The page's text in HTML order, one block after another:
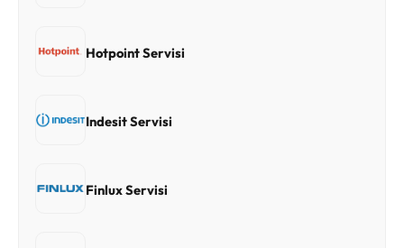
Hotpoint Servisi
Indesit Servisi
Finlux Servisi